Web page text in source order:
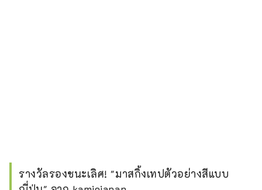
รางวัลรองชนะเลิศ! "มาสกิ้งเทปตัวอย่างสีแบบ